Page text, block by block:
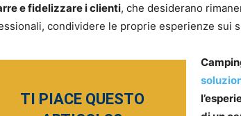
e fidelizzare i clienti, che desiderano
condividere le proprie esperienze sui
TI PIACE QUESTO